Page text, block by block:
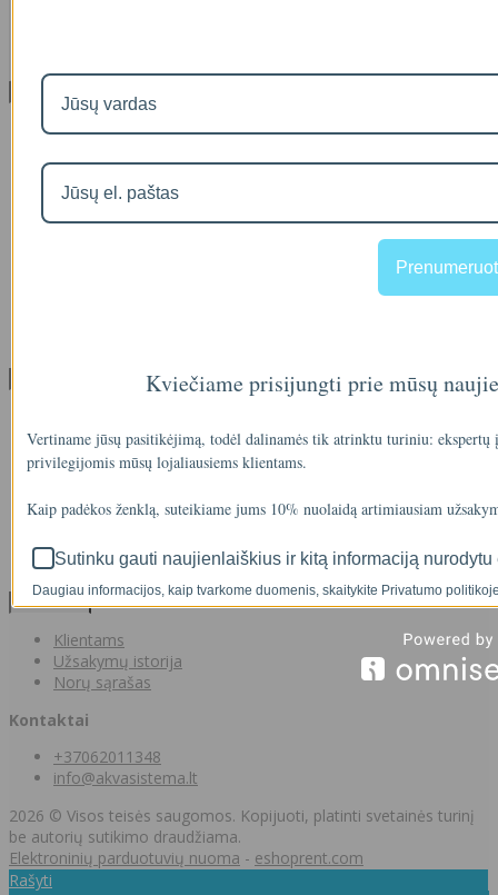
Informacija
Apie mus
Apsipirkimo sąlygos ir taisyklės
Klientų aptarnavimas
Prekės su nuolaida
Gamintojai
Partnerystės programa
Dovanų kuponai
Svetainės medis
Kontaktai
Klientams
Klientams
Užsakymų istorija
Norų sąrašas
Kontaktai
+37062011348
info@akvasistema.lt
2026 © Visos teisės saugomos. Kopijuoti, platinti svetainės turinį
be autorių sutikimo draudžiama.
Elektroninių parduotuvių nuoma - eshoprent.com
Rašyti
Kviečiame prisijungti prie mūsų
Vertiname jūsų pasitikėjimą, todėl dalinamės tik atrinktu turiniu:
privilegijomis mūsų lojaliausiems klientams.
Kaip padėkos ženklą, suteikiame jums 10% nuolaidą artimiausiam
Sutinku gauti naujienlaiškius ir kitą informaciją
Daugiau informacijos, kaip tvarkome duomenis, skaitykite Privatumo